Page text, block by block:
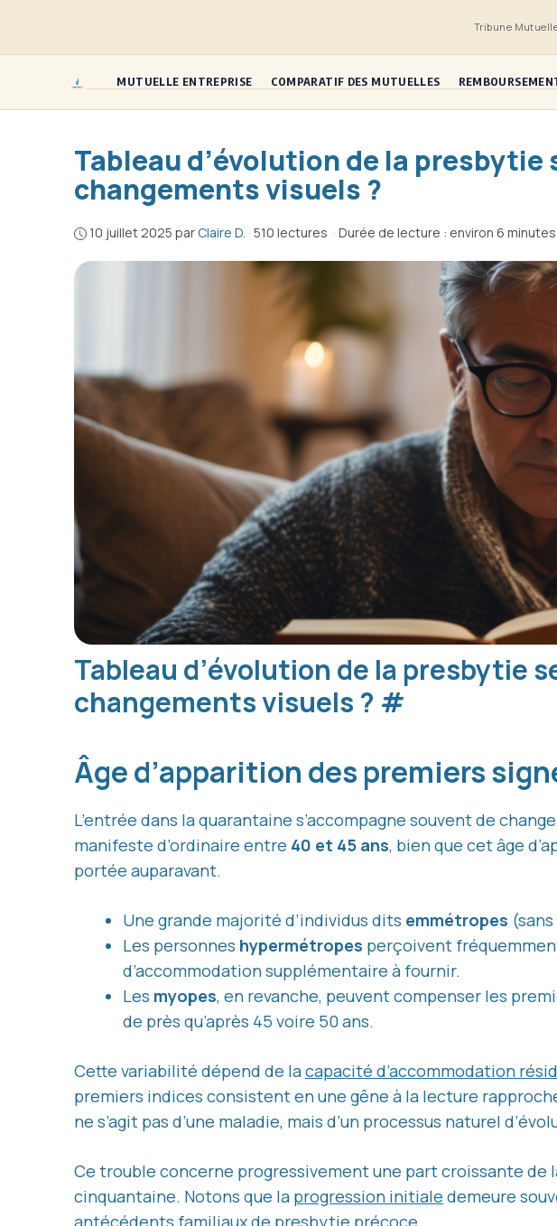
contenu
Tribune
MUTUELLE ENTREPRISE COMPARATIF DES MUTUELLES
Tableau d’évolution de la presbytie
changements visuels ?
10 juillet 2025 par Claire D. · 510 lectures · Durée de lecture : environ 6 minutes
Tableau d’évolution de la presbytie
changements visuels ? #
Âge d’apparition des premiers
L’entrée dans la quarantaine s’accompagne souvent de
manifeste d’ordinaire entre 40 et 45 ans, bien que cet âge
portée auparavant.
Une grande majorité d’individus dits emmétropes
Les personnes hypermétropes perçoivent
d’accommodation supplémentaire à fournir.
Les myopes, en revanche, peuvent compenser les
de près qu’après 45 voire 50 ans.
Cette variabilité dépend de lacapacité d’accommodation
premiers indices consistent en une gêne à la lecture
ne s’agit pas d’une maladie, mais d’un processus naturel
Ce trouble concerne progressivement une part croissante de
cinquantaine. Notons que la progression initiale demeure
antécédents familiaux de presbytie précoce.